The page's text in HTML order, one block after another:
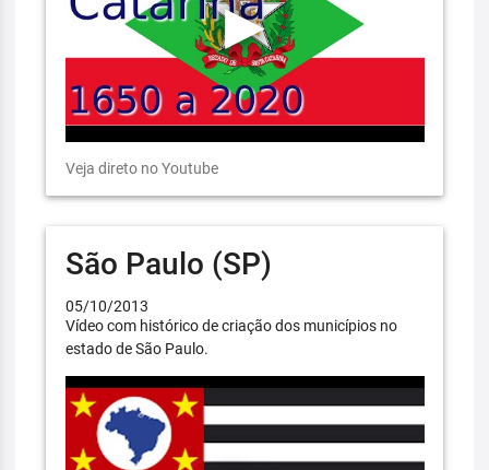
Veja direto no Youtube
São Paulo (SP)
05/10/2013
Vídeo com histórico de criação dos municípios no
estado de São Paulo.